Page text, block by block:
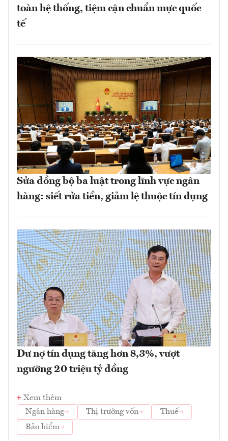
toàn hệ thống, tiệm cận chuẩn mực quốc
tế
Sửa đồng bộ ba luật trong lĩnh vực ngân
hàng: siết rửa tiền, giảm lệ thuộc tín dụng
Dư nợ tín dụng tăng hơn 8,3%, vượt
ngưỡng 20 triệu tỷ đồng
Xem thêm
Ngân hàng
Thị trường vốn
Thuế
Bảo hiểm